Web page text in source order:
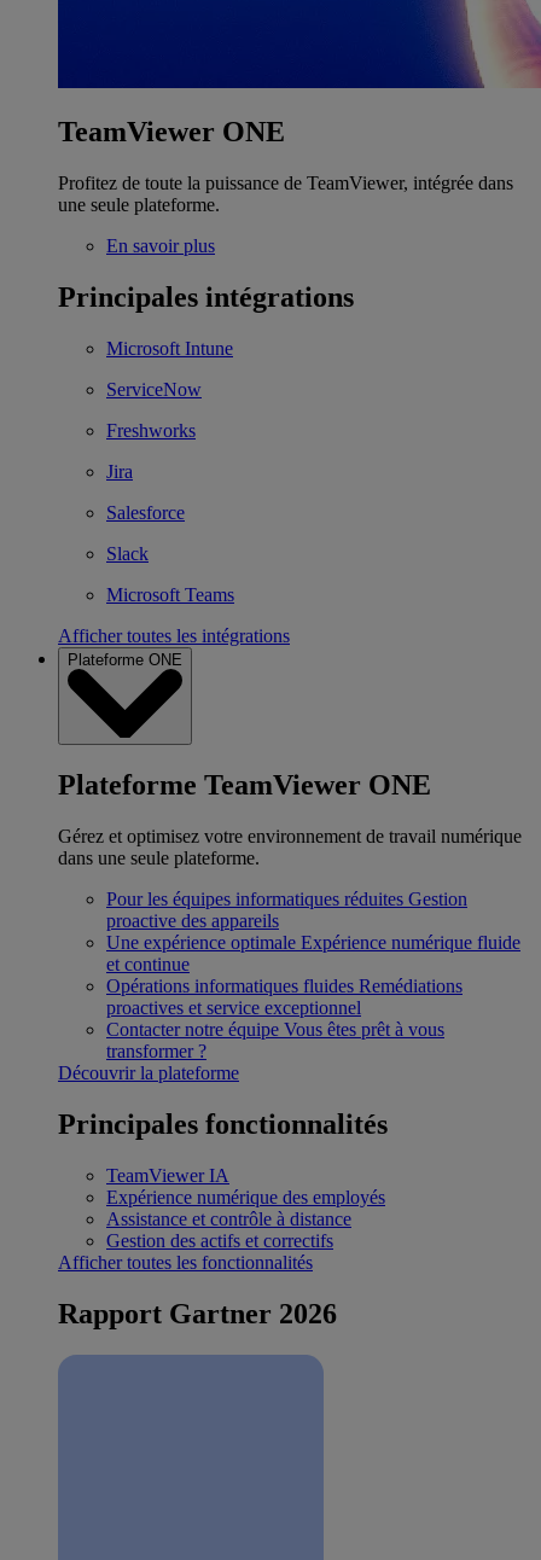
TeamViewer ONE
Profitez de toute la puissance de TeamViewer, intégrée dans
une seule plateforme.
En savoir plus
Principales intégrations
Microsoft Intune
ServiceNow
Freshworks
Jira
Salesforce
Slack
Microsoft Teams
Afficher toutes les intégrations
Plateforme ONE
Plateforme TeamViewer ONE
Gérez et optimisez votre environnement de travail numérique
dans une seule plateforme.
Pour les équipes informatiques réduites Gestion
proactive des appareils
Une expérience optimale Expérience numérique fluide
et continue
Opérations informatiques fluides Remédiations
proactives et service exceptionnel
Contacter notre équipe Vous êtes prêt à vous
transformer ?
Découvrir la plateforme
Principales fonctionnalités
TeamViewer IA
Expérience numérique des employés
Assistance et contrôle à distance
Gestion des actifs et correctifs
Afficher toutes les fonctionnalités
Rapport Gartner 2026